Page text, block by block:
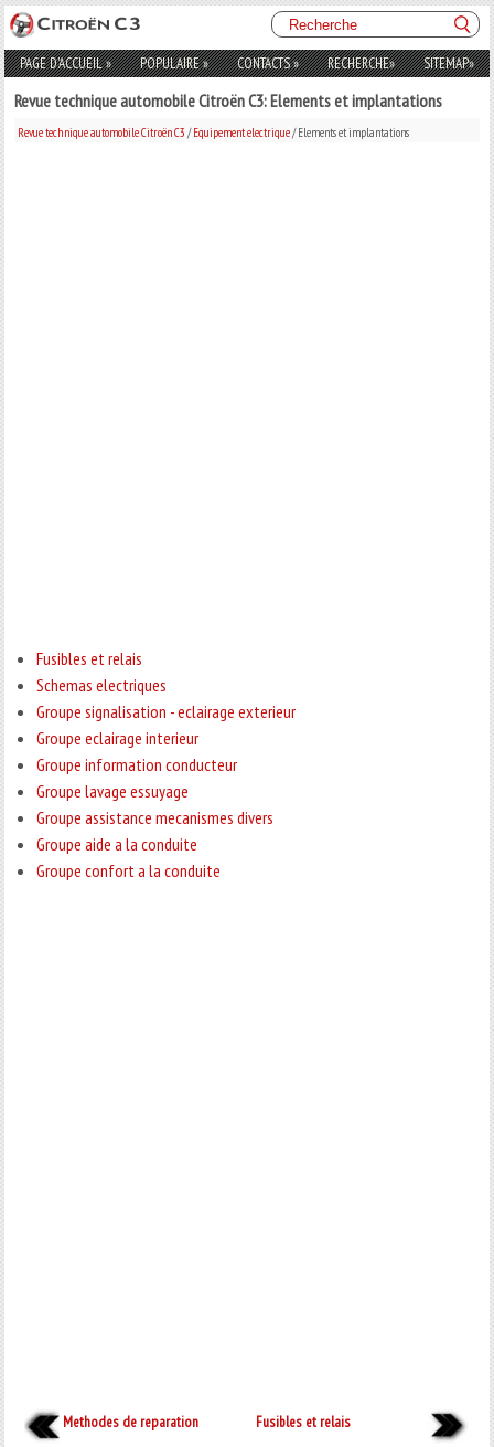
PAGE D'ACCUEIL» POPULAIRE» CONTACTS» RECHERCHE» SITEMAP»
Revue technique automobile Citroën C3: Elements et implantations
Revue technique automobile Citroën C3 /Equipement electrique/ Elements et implantations
Fusibles et relais
Schemas electriques
Groupe signalisation - eclairage exterieur
Groupe eclairage interieur
Groupe information conducteur
Groupe lavage essuyage
Groupe assistance mecanismes divers
Groupe aide a la conduite
Groupe confort a la conduite
Methodes de reparation Fusibles et relais